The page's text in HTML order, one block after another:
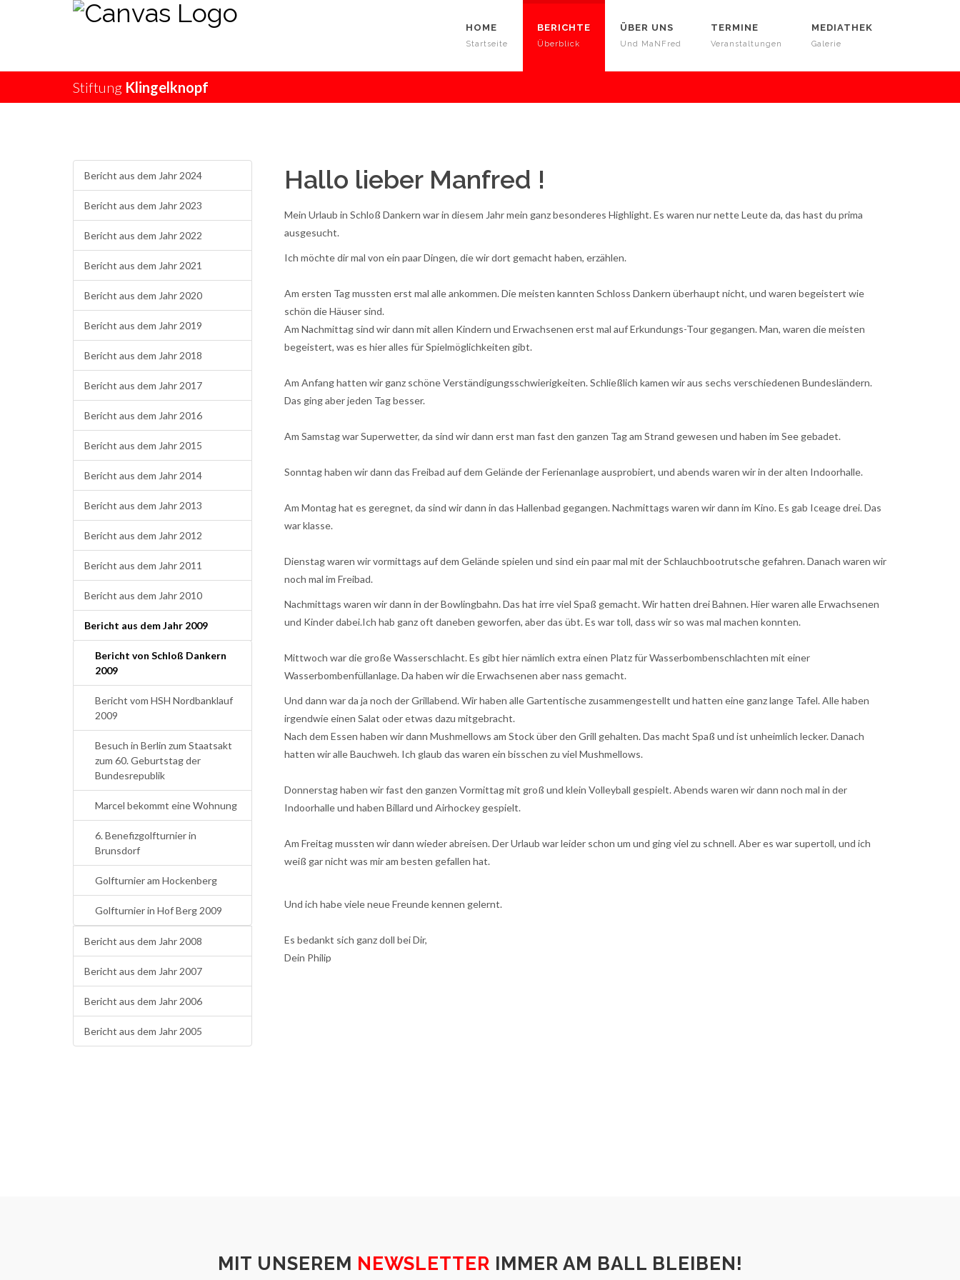
HOME
Startseite
BERICHTE
Überblick
ÜBER UNS
Und MaNFred
TERMINE
Veranstaltungen
MEDIATHEK
Galerie
Stiftung Klingelknopf
Bericht aus dem Jahr 2024
Bericht aus dem Jahr 2023
Bericht aus dem Jahr 2022
Bericht aus dem Jahr 2021
Bericht aus dem Jahr 2020
Bericht aus dem Jahr 2019
Bericht aus dem Jahr 2018
Bericht aus dem Jahr 2017
Bericht aus dem Jahr 2016
Bericht aus dem Jahr 2015
Bericht aus dem Jahr 2014
Bericht aus dem Jahr 2013
Bericht aus dem Jahr 2012
Bericht aus dem Jahr 2011
Bericht aus dem Jahr 2010
Bericht aus dem Jahr 2009
Bericht von Schloß Dankern
2009
Bericht vom HSH Nordbanklauf
2009
Besuch in Berlin zum Staatsakt
zum 60. Geburtstag der
Bundesrepublik
Marcel bekommt eine Wohnung
6. Benefizgolfturnier in
Brunsdorf
Golfturnier am Hockenberg
Golfturnier in Hof Berg 2009
Bericht aus dem Jahr 2008
Bericht aus dem Jahr 2007
Bericht aus dem Jahr 2006
Bericht aus dem Jahr 2005
Hallo lieber Manfred !
Mein Urlaub in Schloß Dankern war in diesem Jahr mein ganz besonderes Highlight. Es waren nur nette Leute da, das hast du prima
ausgesucht.
Ich möchte dir mal von ein paar Dingen, die wir dort gemacht haben, erzählen.
Am ersten Tag mussten erst mal alle ankommen. Die meisten kannten Schloss Dankern überhaupt nicht, und waren begeistert wie
schön die Häuser sind.
Am Nachmittag sind wir dann mit allen Kindern und Erwachsenen erst mal auf Erkundungs-Tour gegangen. Man, waren die meisten
begeistert, was es hier alles für Spielmöglichkeiten gibt.
Am Anfang hatten wir ganz schöne Verständigungsschwierigkeiten. Schließlich kamen wir aus sechs verschiedenen Bundesländern.
Das ging aber jeden Tag besser.
Am Samstag war Superwetter, da sind wir dann erst man fast den ganzen Tag am Strand gewesen und haben im See gebadet.
Sonntag haben wir dann das Freibad auf dem Gelände der Ferienanlage ausprobiert, und abends waren wir in der alten Indoorhalle.
Am Montag hat es geregnet, da sind wir dann in das Hallenbad gegangen. Nachmittags waren wir dann im Kino. Es gab Iceage drei. Das
war klasse.
Dienstag waren wir vormittags auf dem Gelände spielen und sind ein paar mal mit der Schlauchbootrutsche gefahren. Danach waren wir
noch mal im Freibad.
Nachmittags waren wir dann in der Bowlingbahn. Das hat irre viel Spaß gemacht. Wir hatten drei Bahnen. Hier waren alle Erwachsenen
und Kinder dabei.Ich hab ganz oft daneben geworfen, aber das übt. Es war toll, dass wir so was mal machen konnten.
Mittwoch war die große Wasserschlacht. Es gibt hier nämlich extra einen Platz für Wasserbombenschlachten mit einer
Wasserbombenfüllanlage. Da haben wir die Erwachsenen aber nass gemacht.
Und dann war da ja noch der Grillabend. Wir haben alle Gartentische zusammengestellt und hatten eine ganz lange Tafel. Alle haben
irgendwie einen Salat oder etwas dazu mitgebracht.
Nach dem Essen haben wir dann Mushmellows am Stock über den Grill gehalten. Das macht Spaß und ist unheimlich lecker. Danach
hatten wir alle Bauchweh. Ich glaub das waren ein bisschen zu viel Mushmellows.
Donnerstag haben wir fast den ganzen Vormittag mit groß und klein Volleyball gespielt. Abends waren wir dann noch mal in der
Indoorhalle und haben Billard und Airhockey gespielt.
Am Freitag mussten wir dann wieder abreisen. Der Urlaub war leider schon um und ging viel zu schnell. Aber es war supertoll, und ich
weiß gar nicht was mir am besten gefallen hat.
Und ich habe viele neue Freunde kennen gelernt.
Es bedankt sich ganz doll bei Dir,
Dein Philip
MIT UNSEREM NEWSLETTER IMMER AM BALL BLEIBEN!